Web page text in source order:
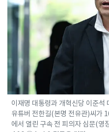
이재명 대통령과 개혁신당 이준석
유튜버 전한길(본명 전유관)씨가
에서 열린 구속 전 피의자 심문(영